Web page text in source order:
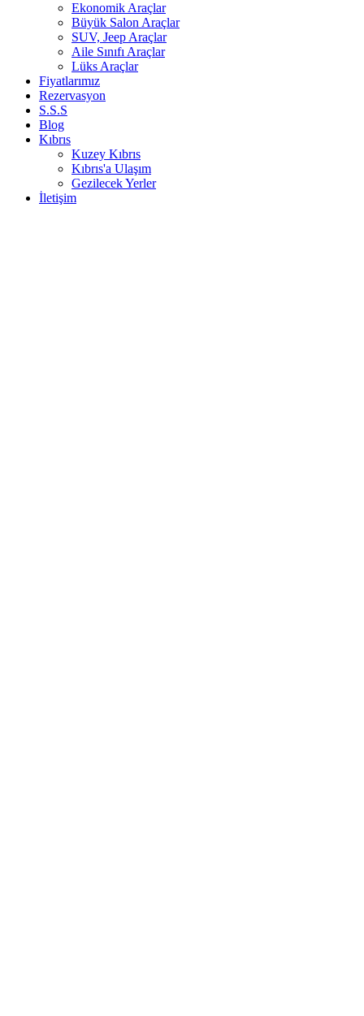
Ekonomik Araçlar
Büyük Salon Araçlar
SUV, Jeep Araçlar
Aile Sınıfı Araçlar
Lüks Araçlar
Fiyatlarımız
Rezervasyon
S.S.S
Blog
Kıbrıs
Kuzey Kıbrıs
Kıbrıs'a Ulaşım
Gezilecek Yerler
İletişim